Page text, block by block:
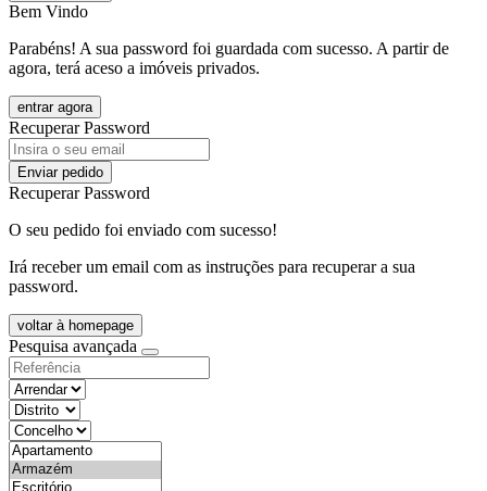
Bem Vindo
Parabéns! A sua password foi guardada com sucesso. A partir de
agora, terá aceso a imóveis privados.
entrar agora
Recuperar Password
Enviar pedido
Recuperar Password
O seu pedido foi enviado com sucesso!
Irá receber um email com as instruções para recuperar a sua
password.
voltar à homepage
Pesquisa avançada
objective
districtId
countyId
types